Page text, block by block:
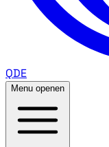
QDE
Menu openen